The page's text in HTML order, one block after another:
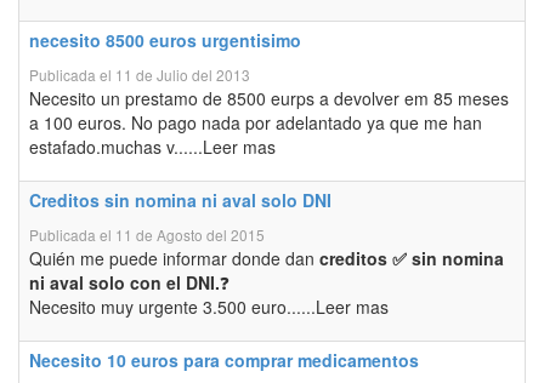
necesito 8500 euros urgentisimo
Publicada el 11 de Julio del 2013
Necesito un prestamo de 8500 eurps a devolver em 85 meses
a 100 euros. No pago nada por adelantado ya que me han
estafado.muchas v......Leer mas
Creditos sin nomina ni aval solo DNI
Publicada el 11 de Agosto del 2015
Quién me puede informar donde dan creditos ✅ sin nomina
ni aval solo con el DNI.❓
Necesito muy urgente 3.500 euro......Leer mas
Necesito 10 euros para comprar medicamentos